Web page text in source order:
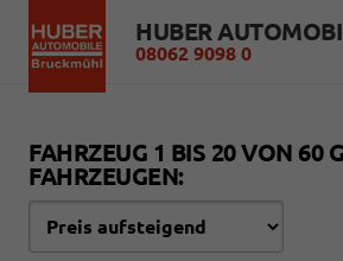
08062 9098 0
FAHRZEUG 1 BIS 20 VON 60
FAHRZEUGEN: